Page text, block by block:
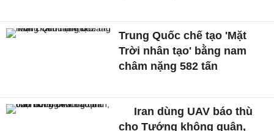
Trung Quốc chế tạo 'Mặt
Trời nhân tạo' bằng nam
châm nặng 582 tấn
Iran dùng UAV báo thù
cho Tướng không quân,